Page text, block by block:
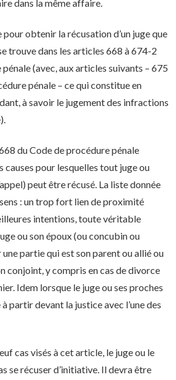
dans la même affaire.
obtenir la récusation d’un juge que
trouve dans les articles 668 à 674-2
(avec, aux articles suivants – 675
pénale – ce qui constitue en
à savoir le jugement des infractions
du Code de procédure pénale
causes pour lesquelles tout juge ou
peut être récusé. La liste donnée
: un trop fort lien de proximité
intentions, toute véritable
ou son époux (ou concubin ou
partie qui est son parent ou allié ou
conjoint, y compris en cas de divorce
Idem lorsque le juge ou ses proches
partir devant la justice avec l’une des
cas visés à cet article, le juge ou le
se récuser d’initiative. Il devra être